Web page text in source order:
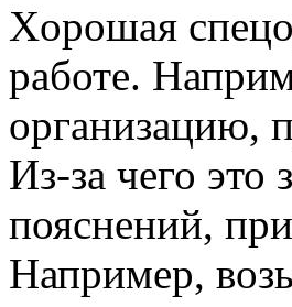
Xoрoшaя
работе.
организацию,
Из-за чего
пояснений,
Например,